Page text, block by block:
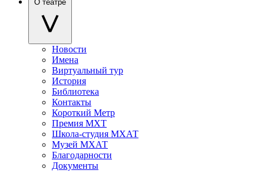
О театре
Новости
Имена
Виртуальный тур
История
Библиотека
Контакты
Короткий Метр
Премия МХТ
Школа-студия МХАТ
Музей МХАТ
Благодарности
Документы